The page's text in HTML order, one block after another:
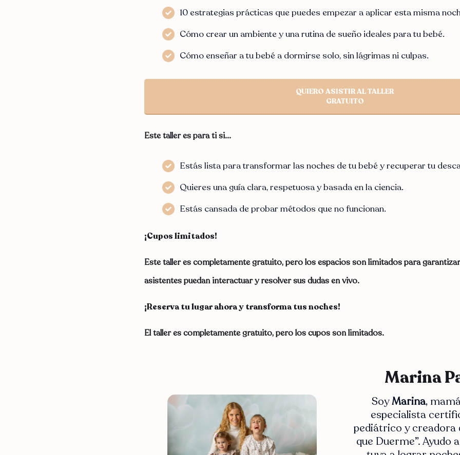
10 estrategias prácticas que puedes empezar a aplicar esta misma
Cómo crear un ambiente y una rutina de sueño ideales para tu bebé.
Cómo enseñar a tu bebé a dormirse solo, sin lágrimas ni culpas.
QUIERO ASISTIR AL TALLER
GRATUITO
Este taller es para ti si...
Estás lista para transformar las noches de tu bebé y recuperar tu
Quieres una guía clara, respetuosa y basada en la ciencia.
Estás cansada de probar métodos que no funcionan.
¡Cupos limitados!
Este taller es completamente gratuito, pero los espacios son limitados para
asistentes puedan interactuar y resolver sus dudas en vivo.
¡Reserva tu lugar ahora y transforma tus noches!
El taller es completamente gratuito, pero los cupos son limitados.
Marina
SoyMarina,
especialista
pediátrico y creadora
que Duerme”. Ayudo